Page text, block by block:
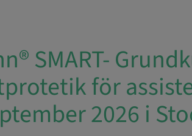
SMART-
för
2026 i